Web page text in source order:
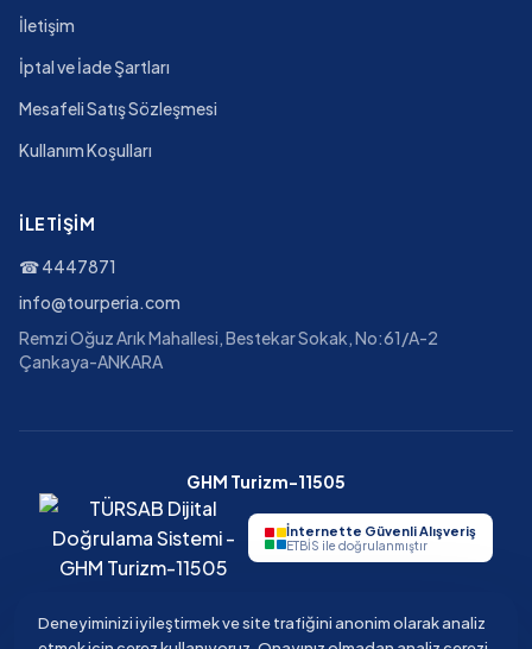
İletişim
İptal ve İade Şartları
Mesafeli Satış Sözleşmesi
Kullanım Koşulları
İLETIŞIM
☎4447871
info@tourperia.com
Remzi Oğuz Arık Mahallesi, Bestekar Sokak, No:61/A-2
Çankaya-ANKARA
GHM Turizm-11505
İnternette Güvenli Alışveriş
ETBİS ile doğrulanmıştır
Deneyiminizi iyileştirmek ve site trafiğini anonim olarak analiz